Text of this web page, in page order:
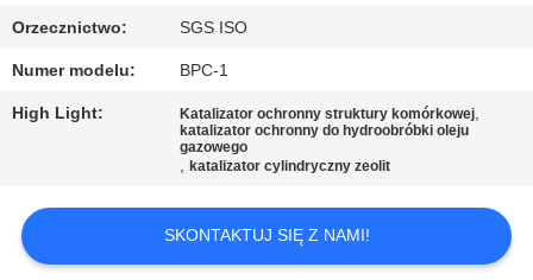
NAMI
AKTUALNOŚCI
SPRAWY
Orzecznictwo: SGS ISO
Numer modelu: BPC-1
High Light: Katalizator ochronny struktury komórkowej,
katalizator ochronny do hydroobróbki oleju
gazowego
,katalizator cylindryczny zeolit
SKONTAKTUJ SIĘ Z NAMI!